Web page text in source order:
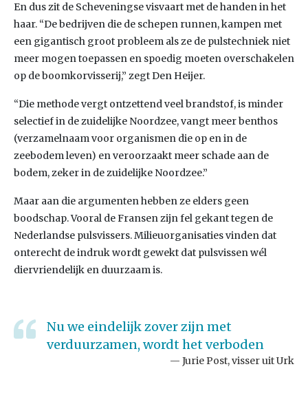
En dus zit de Scheveningse visvaart met de handen in het
haar. “De bedrijven die de schepen runnen, kampen met
een gigantisch groot probleem als ze de pulstechniek niet
meer mogen toepassen en spoedig moeten overschakelen
op de boomkorvisserij,” zegt Den Heijer.
“Die methode vergt ontzettend veel brandstof, is minder
selectief in de zuidelijke Noordzee, vangt meer benthos
(verzamelnaam voor organismen die op en in de
zeebodem leven) en veroorzaakt meer schade aan de
bodem, zeker in de zuidelijke Noordzee.”
Maar aan die argumenten hebben ze elders geen
boodschap. Vooral de Fransen zijn fel gekant tegen de
Nederlandse pulsvissers. Milieuorganisaties vinden dat
onterecht de indruk wordt gewekt dat pulsvissen wél
diervriendelijk en duurzaam is.
Nu we eindelijk zover zijn met
verduurzamen, wordt het verboden
Jurie Post, visser uit Urk